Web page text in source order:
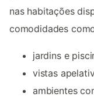
nas habitações
comodidades
jardins e
vistas
ambientes